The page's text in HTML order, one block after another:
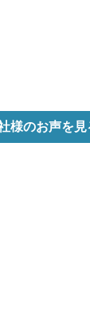
様のお声を見